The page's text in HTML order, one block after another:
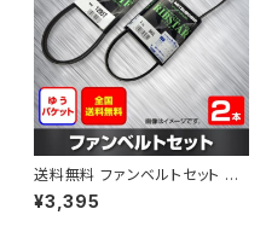
送料無料 ファンベルトセット ス
バル サンバーディアス 型式TW
1 H11.05～H13.07 （国内トップ
¥3,395